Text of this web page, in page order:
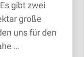
gibt zwei
große
uns für den
…